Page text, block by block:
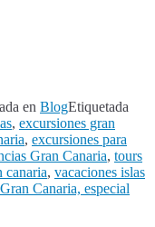
en BlogEtiquetada
, excursiones gran
, excursiones para
Gran Canaria, tours
canaria, vacaciones islas
Canaria, especial